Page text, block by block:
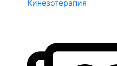
Кинезотерапия